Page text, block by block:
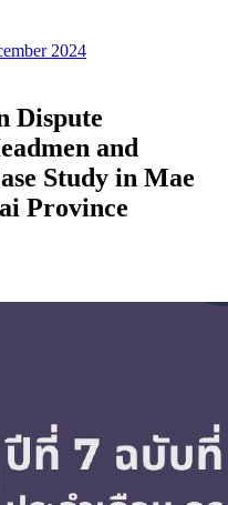
2024
Dispute
and
Study in Mae
Province